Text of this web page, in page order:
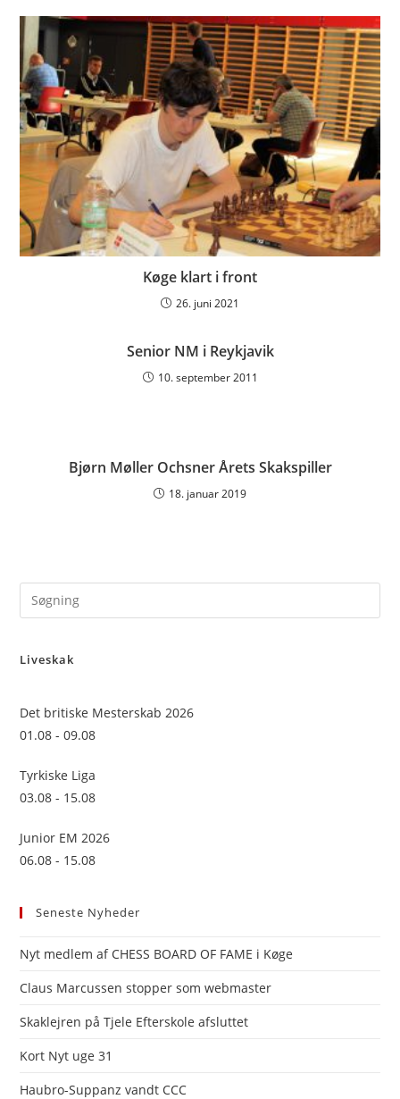
Køge klart i front
26. juni 2021
Senior NM i Reykjavik
10. september 2011
Bjørn Møller Ochsner Årets Skakspiller
18. januar 2019
Liveskak
Det britiske Mesterskab 2026
01.08 - 09.08
Tyrkiske Liga
03.08 - 15.08
Junior EM 2026
06.08 - 15.08
Seneste Nyheder
Nyt medlem af CHESS BOARD OF FAME i Køge
Claus Marcussen stopper som webmaster
Skaklejren på Tjele Efterskole afsluttet
Kort Nyt uge 31
Haubro-Suppanz vandt CCC